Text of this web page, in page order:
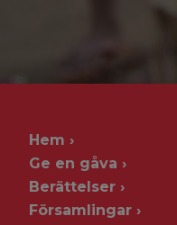
Hem
Ge en gåva
Berättelser
Församlingar